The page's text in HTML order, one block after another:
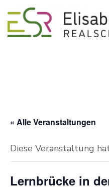
« Alle Veranstaltungen
Diese Veranstaltung
Lernbrücke in